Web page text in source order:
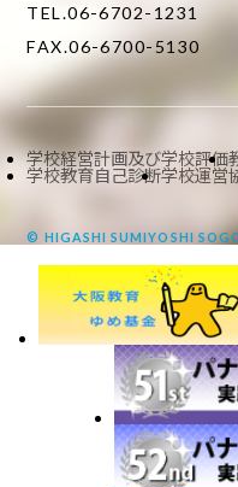
TEL.06-6702-1231
FAX.06-6700-5130
学校経営計画及び学校評価
学校教育自己診断学校運営
© HIGASHI SUMIYOSHI